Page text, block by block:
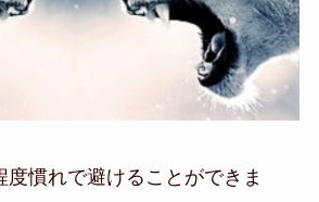
度慣れで避けることができま